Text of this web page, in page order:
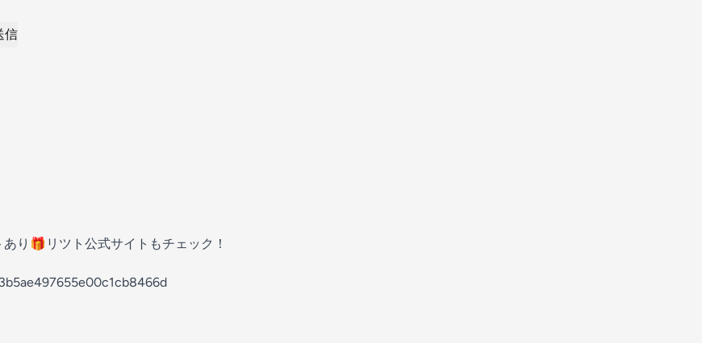
信
り🎁リツト公式サイトもチェック！